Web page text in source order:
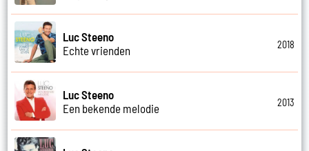
Luc Steeno
Echte vrienden
2018
Luc Steeno
Een bekende melodie
2013